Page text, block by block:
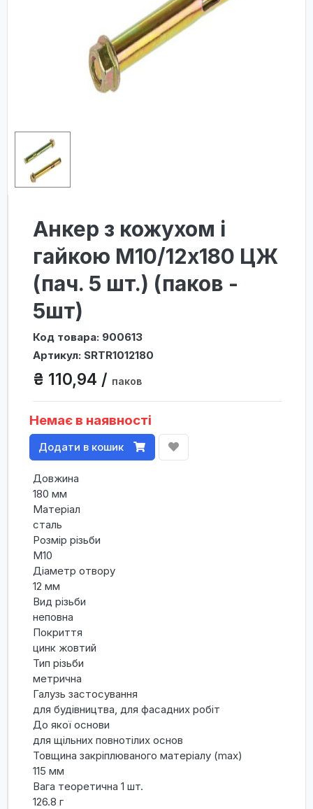
Анкер з кожухом і
гайкою М10/12х180 ЦЖ
(пач. 5 шт.) (паков -
5шт)
Код товара: 900613
Артикул: SRTR1012180
₴ 110,94 / паков
Немає в наявності
Додати в кошик
Довжина
180 мм
Матеріал
сталь
Розмір різьби
М10
Діаметр отвору
12 мм
Вид різьби
неповна
Покриття
цинк жовтий
Тип різьби
метрична
Галузь застосування
для будівництва, для фасадних робіт
До якої основи
для щільних повнотілих основ
Товщина закріплюваного матеріалу (max)
115 мм
Вага теоретична 1 шт.
126.8 г